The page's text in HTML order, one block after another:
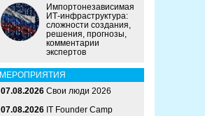
Импортонезависимая
ИТ-инфраструктура:
сложности создания,
решения, прогнозы,
комментарии
экспертов
МЕРОПРИЯТИЯ
07.08.2026 Свои люди 2026
07.08.2026 IT Founder Camp